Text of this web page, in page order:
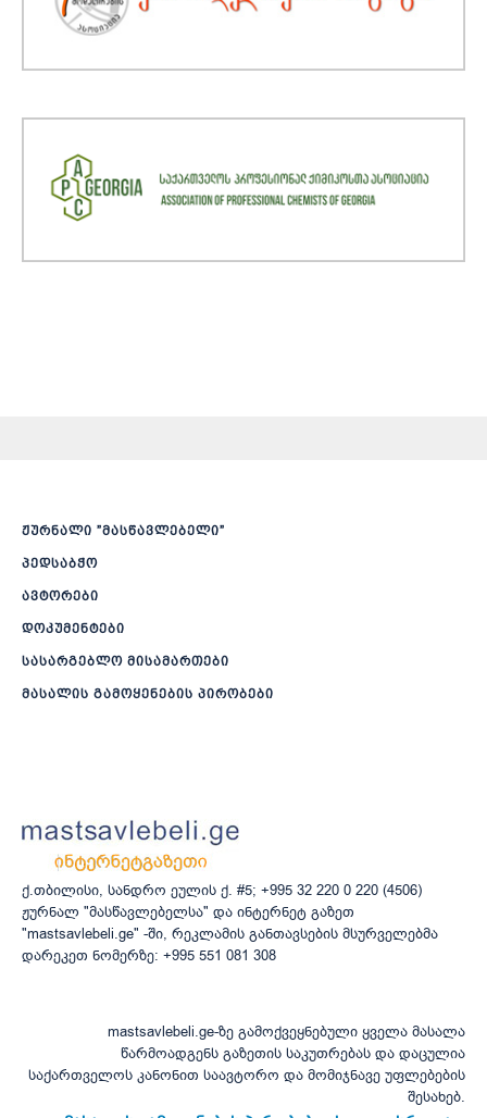
ჟურნალი ”მასწავლებელი”
პედსაბჭო
ავტორები
დოკუმენტები
სასარგებლო მისამართები
მასალის გამოყენების პირობები
ქ.თბილისი, სანდრო ეულის ქ. #5; +995 32 220 0 220 (4506)
ჟურნალ "მასწავლებელსა" და ინტერნეტ გაზეთ
"mastsavlebeli.ge" -ში, რეკლამის განთავსების მსურველებმა
დარეკეთ ნომერზე: +995 551 081 308
mastsavlebeli.ge-ზე გამოქვეყნებული ყველა მასალა
წარმოადგენს გაზეთის საკუთრებას და დაცულია
საქართველოს კანონით საავტორო და მომიჯნავე უფლებების
შესახებ.